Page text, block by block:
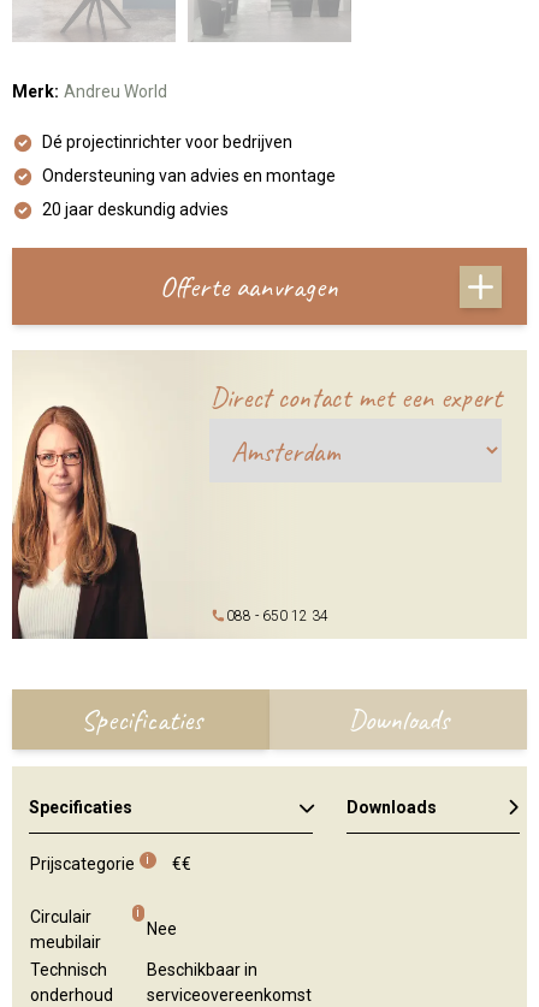
Merk: Andreu World
Dé projectinrichter voor bedrijven
Ondersteuning van advies en montage
20 jaar deskundig advies
Offerte aanvragen
Direct contact met een expert
088 - 650 12 34
Specificaties Downloads
Specificaties
Prijscategorie i €€
Circulair
meubilair
i
Nee
Technisch
onderhoud
Beschikbaar in
serviceovereenkomst
Downloads